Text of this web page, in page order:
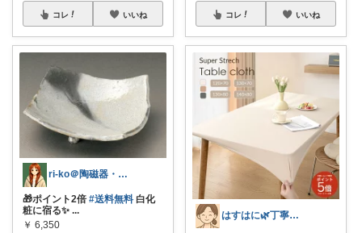
コレ いいね
ri-ko＠陶磁器・インテリア雑貨好き
🎁ポイント2倍 #送料無料 白化
粧に宿る✨ ...
￥ 6,350
コレ いいね
はすはに🌿丁寧な暮らし